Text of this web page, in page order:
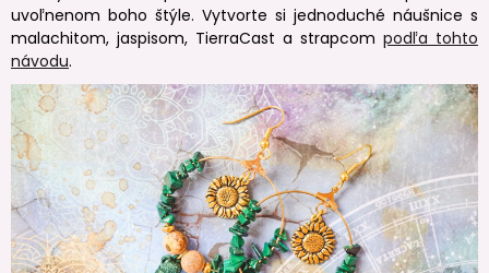
uvoľnenom boho štýle. Vytvorte si jednoduché náušnice s
malachitom, jaspisom, TierraCast a strapcom podľa tohto
návodu.